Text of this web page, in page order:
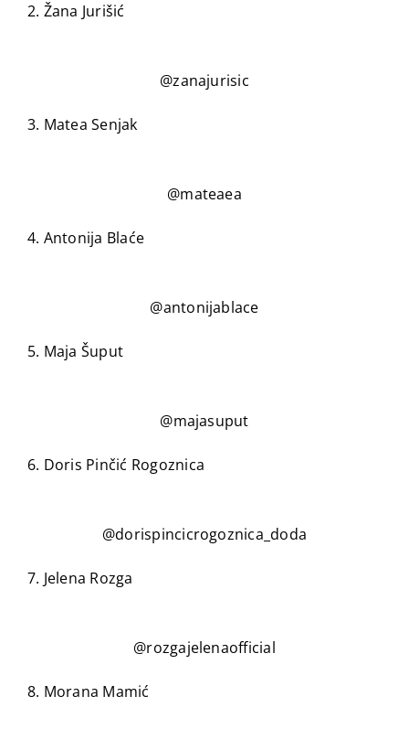
2. Žana Jurišić
@zanajurisic
3. Matea Senjak
@mateaea
4. Antonija Blaće
@antonijablace
5. Maja Šuput
@majasuput
6. Doris Pinčić Rogoznica
@dorispincicrogoznica_doda
7. Jelena Rozga
@rozgajelenaofficial
8. Morana Mamić